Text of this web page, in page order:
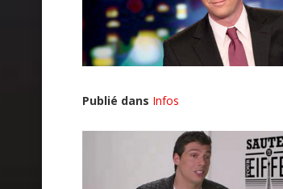
Publié dans Infos